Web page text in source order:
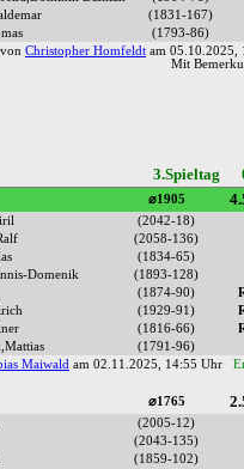
(1831-167)
(1793-86)
Christopher Homfeldt am
Mit
3.Spieltag
⌀1905
(2042-18)
(2058-136)
(1834-65)
Domenik
(1893-128)
(1874-90)
(1929-91)
(1816-66)
(1791-96)
Maiwald am 02.11.2025, 14:55 Uhr
⌀1765
(2005-12)
(2043-135)
(1859-102)